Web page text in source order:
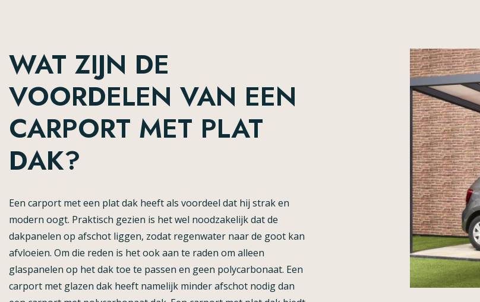
WAT ZIJN DE
VOORDELEN VAN EEN
CARPORT MET PLAT
DAK?
Een carport met een plat dak heeft als voordeel dat hij strak en
modern oogt. Praktisch gezien is het wel noodzakelijk dat de
dakpanelen op afschot liggen, zodat regenwater naar de goot kan
afvloeien. Om die reden is het ook aan te raden om alleen
glaspanelen op het dak toe te passen en geen polycarbonaat. Een
carport met glazen dak heeft namelijk minder afschot nodig dan